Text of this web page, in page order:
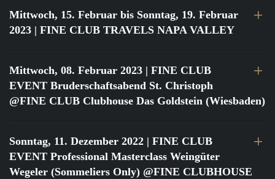
Mittwoch, 15. Februar bis Sonntag, 19. Februar
2023 | FINE CLUB TRAVELS NAPA VALLEY
Mittwoch, 08. Februar 2023 | FINE CLUB
EVENT Bruderschaftsabend St. Christoph
@FINE CLUB Clubhouse Das Goldstein (Wiesbaden)
Sonntag, 11. Dezember 2022 | FINE CLUB
EVENT Professional Masterclass Weingüter
Wegeler (Sommeliers Only) @FINE CLUBHOUSE